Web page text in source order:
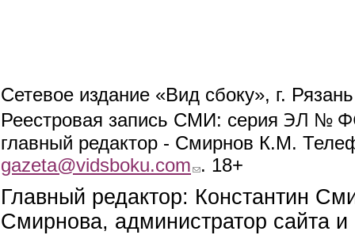
Сетевое издание «Вид сбоку», г.
Реестровая запись СМИ: серия ЭЛ №
главный редактор - Смирнов К.М.
gazeta@vidsboku.com (link sends e-mail)
. 18+
Главный редактор: Константин
Смирнова, администратор сайта